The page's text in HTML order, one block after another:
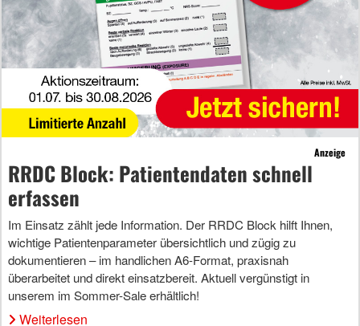
Anzeige
RRDC Block: Patientendaten schnell
erfassen
Im Einsatz zählt jede Information. Der RRDC Block hilft Ihnen,
wichtige Patientenparameter übersichtlich und zügig zu
dokumentieren – im handlichen A6-Format, praxisnah
überarbeitet und direkt einsatzbereit. Aktuell vergünstigt in
unserem im Sommer-Sale erhältlich!
Weiterlesen